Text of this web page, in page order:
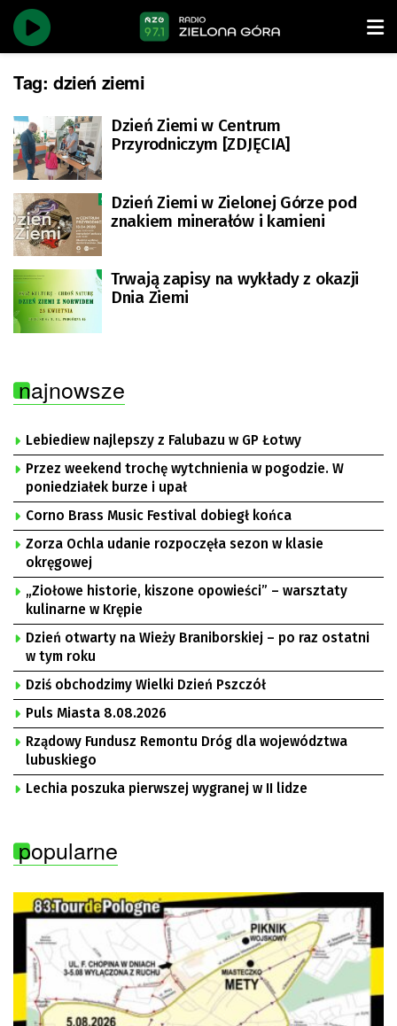
Tag: dzień ziemi
Dzień Ziemi w Centrum
Przyrodniczym [ZDJĘCIA]
Dzień Ziemi w Zielonej Górze pod
znakiem minerałów i kamieni
Trwają zapisy na wykłady z okazji
Dnia Ziemi
najnowsze
Lebiediew najlepszy z Falubazu w GP Łotwy
Przez weekend trochę wytchnienia w pogodzie. W
poniedziałek burze i upał
Corno Brass Music Festival dobiegł końca
Zorza Ochla udanie rozpoczęła sezon w klasie
okręgowej
„Ziołowe historie, kiszone opowieści” – warsztaty
kulinarne w Krępie
Dzień otwarty na Wieży Braniborskiej – po raz ostatni
w tym roku
Dziś obchodzimy Wielki Dzień Pszczół
Puls Miasta 8.08.2026
Rządowy Fundusz Remontu Dróg dla województwa
lubuskiego
Lechia poszuka pierwszej wygranej w II lidze
popularne